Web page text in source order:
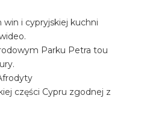
win i cypryjskiej kuchni
Parku Petra tou
części Cypru zgodnej z